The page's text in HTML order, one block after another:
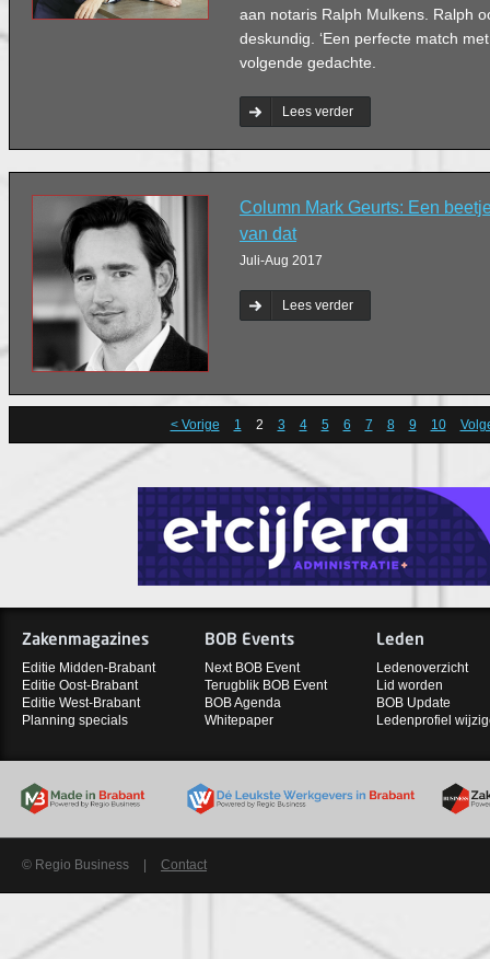
aan notaris Ralph Mulkens. Ralph
deskundig. ‘Een perfecte match
volgende gedachte.
Lees verder
Column Mark Geurts: Een
van dat
Juli-Aug 2017
Lees verder
< Vorige 1 2 3 4 5 6 7 8 9 10
Zakenmagazines
Editie Midden-Brabant
Editie Oost-Brabant
Editie West-Brabant
Planning specials
BOB Events
Next BOB Event
Terugblik BOB Event
BOB Agenda
Whitepaper
Leden
Ledenoverzicht
Lid worden
BOB Update
Ledenprofiel
© Regio Business Contact